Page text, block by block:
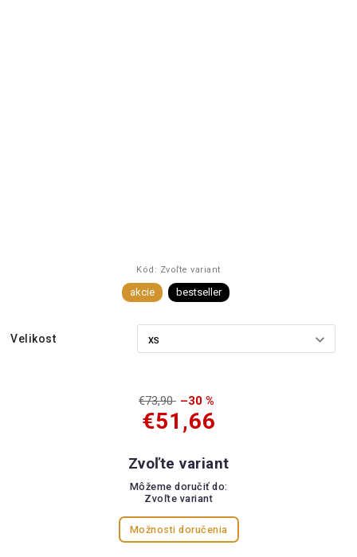
Kód: Zvoľte variant
akcie bestseller
Velikost
€73,90 –30 %
€51,66
Zvoľte variant
Môžeme doručiť do:
Zvoľte variant
Možnosti doručenia